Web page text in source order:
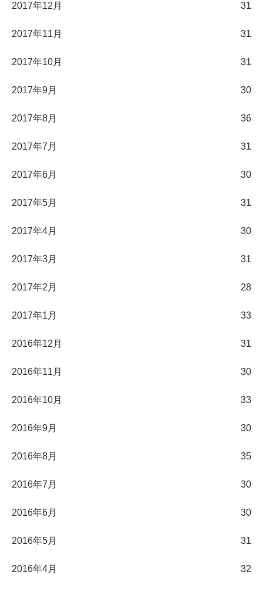
2017年12月 31
2017年11月 31
2017年10月 31
2017年9月 30
2017年8月 36
2017年7月 31
2017年6月 30
2017年5月 31
2017年4月 30
2017年3月 31
2017年2月 28
2017年1月 33
2016年12月 31
2016年11月 30
2016年10月 33
2016年9月 30
2016年8月 35
2016年7月 30
2016年6月 30
2016年5月 31
2016年4月 32